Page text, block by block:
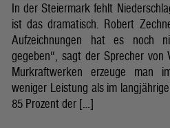
In der Steiermark fehlt
ist das dramatisch. Robert
Aufzeichnungen hat es noch
gegeben“, sagt der Sprecher von
Murkraftwerken erzeuge man
weniger Leistung als im
85 Prozent der […]